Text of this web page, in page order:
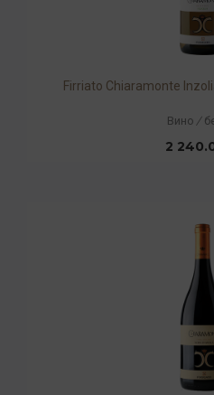
Firriato Chiaramonte
Вино /
2